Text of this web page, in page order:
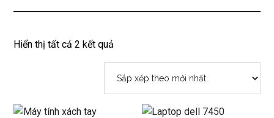
Hiển thị tất cả 2 kết quả
sắp
xếp
theo